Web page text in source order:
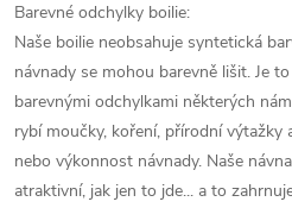
Barevné odchylky boilie:
Naše boilie neobsahuje syntetická
návnady se mohou barevně lišit. Je
barevnými odchylkami některých
rybí moučky, koření, přírodní výtažky
nebo výkonnost návnady. Naše
atraktivní, jak jen to jde... a to